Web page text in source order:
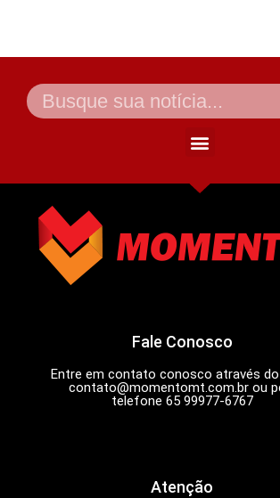
Fale Conosco
Entre em contato conosco através do
contato@momentomt.com.brou
telefone 65 99977-6767
Atenção